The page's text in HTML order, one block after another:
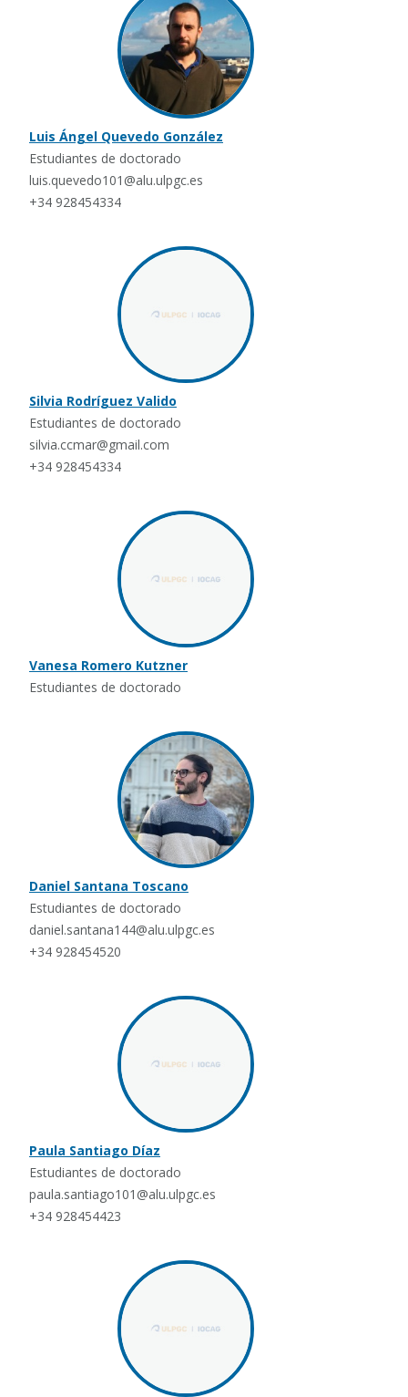
Luis Ángel Quevedo González
Estudiantes de doctorado
luis.quevedo101@alu.ulpgc.es
+34 928454334
Silvia Rodríguez Valido
Estudiantes de doctorado
silvia.ccmar@gmail.com
+34 928454334
Vanesa Romero Kutzner
Estudiantes de doctorado
Daniel Santana Toscano
Estudiantes de doctorado
daniel.santana144@alu.ulpgc.es
+34 928454520
Paula Santiago Díaz
Estudiantes de doctorado
paula.santiago101@alu.ulpgc.es
+34 928454423